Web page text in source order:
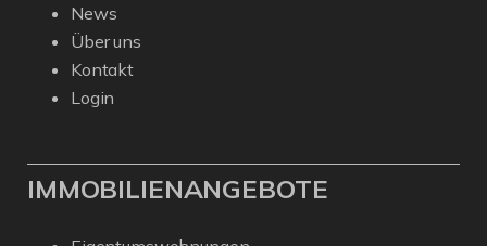
News
Über uns
Kontakt
Login
IMMOBILIENANGEBOTE